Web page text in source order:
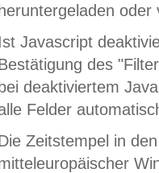
heruntergeladen oder
Javascript
des
bei deaktiviertem
Felder
Zeitstempel in